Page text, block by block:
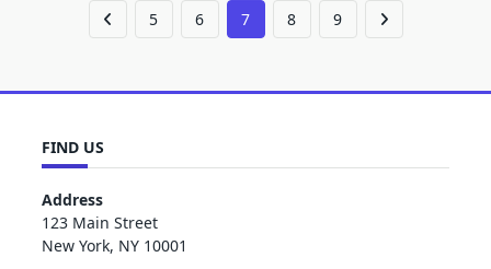
5 6 7 8 9
FIND US
Address
123 Main Street
New York, NY 10001